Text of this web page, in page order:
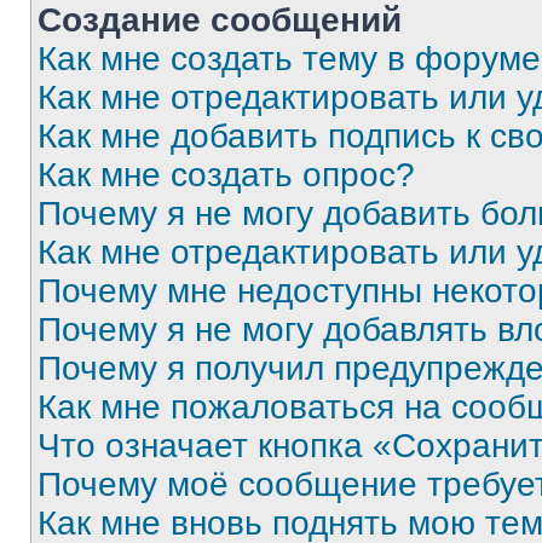
Создание сообщений
Как мне создать тему в
Как мне отредактировать или
Как мне добавить подпись к
Как мне создать опрос?
Почему я не могу добавить
Как мне отредактировать или
Почему мне недоступны
Почему я не могу добавлять
Почему я получил
Как мне пожаловаться на
Что означает кнопка
Почему моё сообщение
Как мне вновь поднять мою